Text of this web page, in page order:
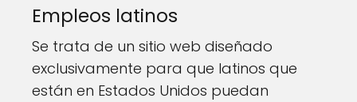
Empleos latinos
Se trata de un sitio web diseñado
exclusivamente para que latinos que
están en Estados Unidos puedan